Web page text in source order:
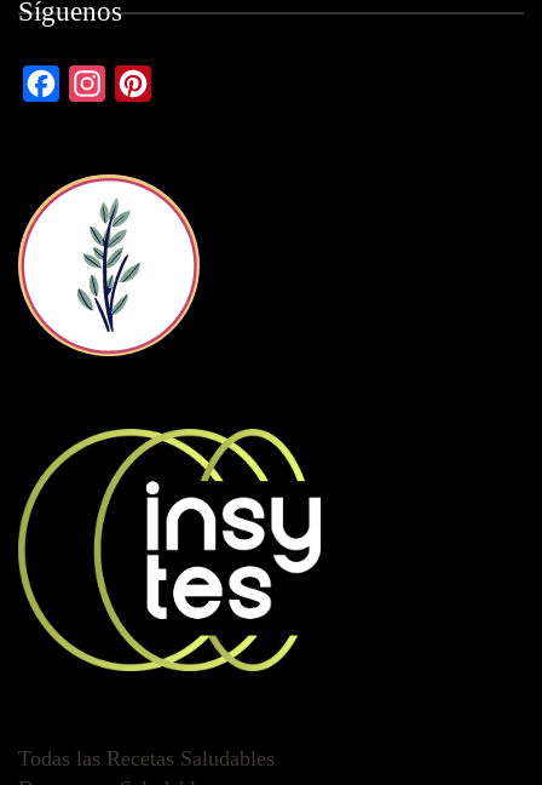
Síguenos
Todas las Recetas Saludables